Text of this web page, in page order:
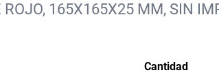
165X165X25 MM, SIN
Cantidad